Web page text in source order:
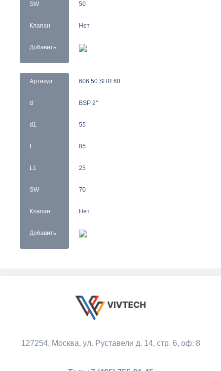
SW
Клапан
Добавить
50
Нет
Артикул
d
d1
L
L1
SW
Клапан
Добавить
606.50 SHR 60
BSP 2"
55
85
25
70
Нет
127254, Москва, ул. Руставели д. 14, стр. 6, оф. 8